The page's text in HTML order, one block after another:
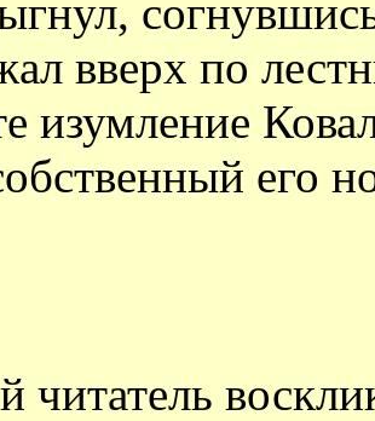
вверх по
изумление
его
читатель